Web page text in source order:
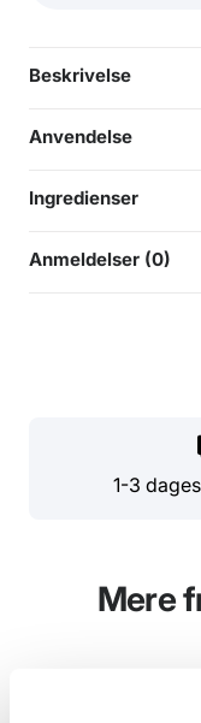
Beskrivelse
Anvendelse
Ingredienser
Anmeldelser (0)
1-3
Mere